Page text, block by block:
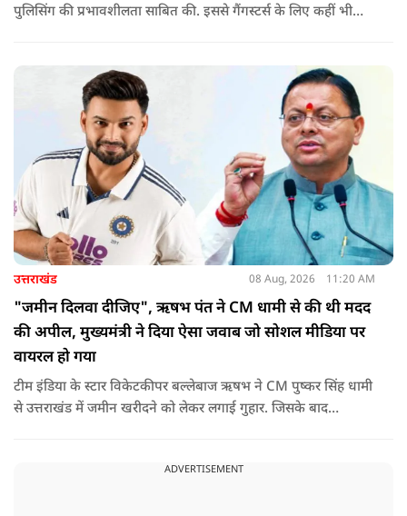
पुलिसिंग की प्रभावशीलता साबित की. इससे गैंगस्टर्स के लिए कहीं भी
उत्तराखंड 08 Aug, 2026 11:20 AM
"जमीन दिलवा दीजिए", ऋषभ पंत ने CM धामी से की थी मदद
की अपील, मुख्यमंत्री ने दिया ऐसा जवाब जो सोशल मीडिया पर
वायरल हो गया
टीम इंडिया के स्टार विकेटकीपर बल्लेबाज ऋषभ ने CM पुष्कर सिंह धामी
से उत्तराखंड में जमीन खरीदने को लेकर लगाई गुहार. जिसके बाद
ADVERTISEMENT